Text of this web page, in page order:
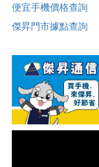
便宜手機價格查詢
傑昇門市據點查詢